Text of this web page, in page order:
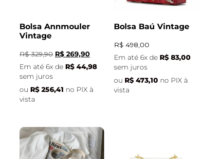
Bolsa Annmouler
Vintage
R$329,90 R$ 269,90
Em até 6x de R$ 44,98
sem juros
ou R$ 256,41 no PIX à
vista
Bolsa Baú Vintage
R$ 498,00
Em até 6x de R$ 83,00
sem juros
ou R$ 473,10 no PIX à
vista